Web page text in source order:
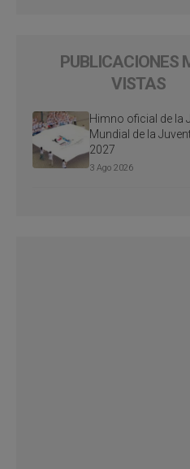
PUBLICACIONES
VISTAS
Himno oficial de la
Mundial de la
2027
3 Ago 2026